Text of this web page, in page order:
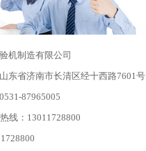
机制造有限公司
东省济南市长清区经十西路7601号
87965005
线：13011728800